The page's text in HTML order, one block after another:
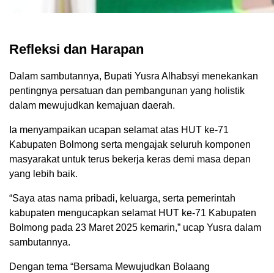
Refleksi dan Harapan
Dalam sambutannya, Bupati Yusra Alhabsyi menekankan
pentingnya persatuan dan pembangunan yang holistik
dalam mewujudkan kemajuan daerah.
Ia menyampaikan ucapan selamat atas HUT ke-71
Kabupaten Bolmong serta mengajak seluruh komponen
masyarakat untuk terus bekerja keras demi masa depan
yang lebih baik.
“Saya atas nama pribadi, keluarga, serta pemerintah
kabupaten mengucapkan selamat HUT ke-71 Kabupaten
Bolmong pada 23 Maret 2025 kemarin,” ucap Yusra dalam
sambutannya.
Dengan tema “Bersama Mewujudkan Bolaang